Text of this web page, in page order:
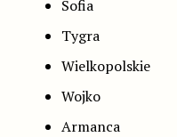
Sofia
Tygra
Wielkopolskie
Wojko
Armanca